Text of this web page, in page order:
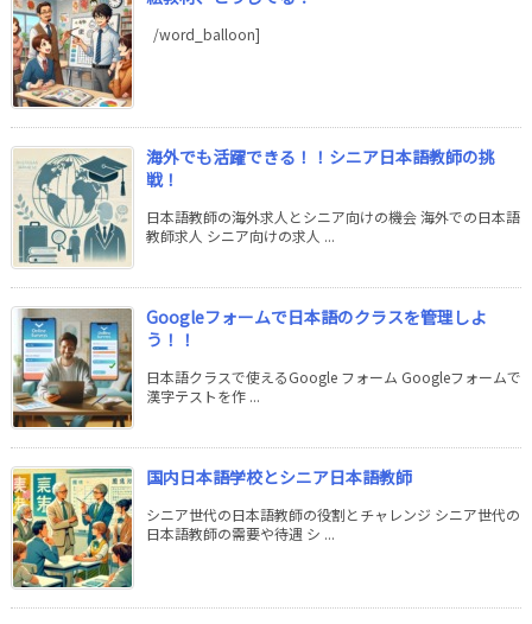
/word_balloon]
海外でも活躍できる！！シニア日本語教師の挑
戦！
日本語教師の海外求人とシニア向けの機会 海外での日本語
教師求人 シニア向けの求人 ...
Googleフォームで日本語のクラスを管理しよ
う！！
日本語クラスで使えるGoogle フォーム Googleフォームで
漢字テストを作 ...
国内日本語学校とシニア日本語教師
シニア世代の日本語教師の役割とチャレンジ シニア世代の
日本語教師の需要や待遇 シ ...